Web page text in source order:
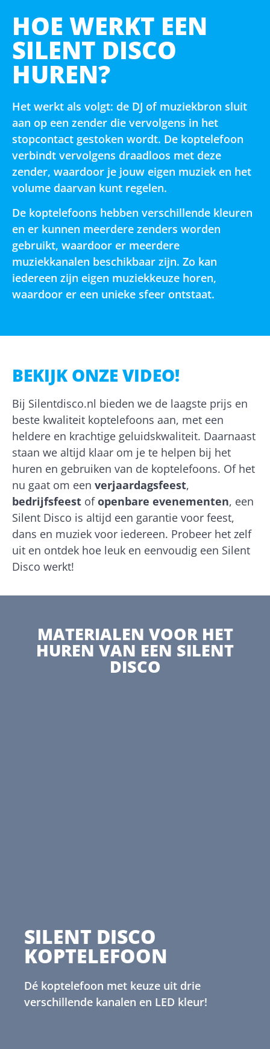
HOE WERKT EEN
SILENT DISCO
HUREN?
Het werkt als volgt: de DJ of muziekbron sluit
aan op een zender die vervolgens in het
stopcontact gestoken wordt. De koptelefoon
verbindt vervolgens draadloos met deze
zender, waardoor je jouw eigen muziek en het
volume daarvan kunt regelen.
De koptelefoons hebben verschillende kleuren
en er kunnen meerdere zenders worden
gebruikt, waardoor er meerdere
muziekkanalen beschikbaar zijn. Zo kan
iedereen zijn eigen muziekkeuze horen,
waardoor er een unieke sfeer ontstaat.
BEKIJK ONZE VIDEO!
Bij Silentdisco.nl bieden we de laagste prijs en
beste kwaliteit koptelefoons aan, met een
heldere en krachtige geluidskwaliteit. Daarnaast
staan we altijd klaar om je te helpen bij het
huren en gebruiken van de koptelefoons. Of het
nu gaat om een verjaardagsfeest,
bedrijfsfeest ofopenbare evenementen, een
Silent Disco is altijd een garantie voor feest,
dans en muziek voor iedereen. Probeer het zelf
uit en ontdek hoe leuk en eenvoudig een Silent
Disco werkt!
MATERIALEN VOOR HET
HUREN VAN EEN SILENT
DISCO
SILENT DISCO
KOPTELEFOON
Dé koptelefoon met keuze uit drie
verschillende kanalen en LED kleur!